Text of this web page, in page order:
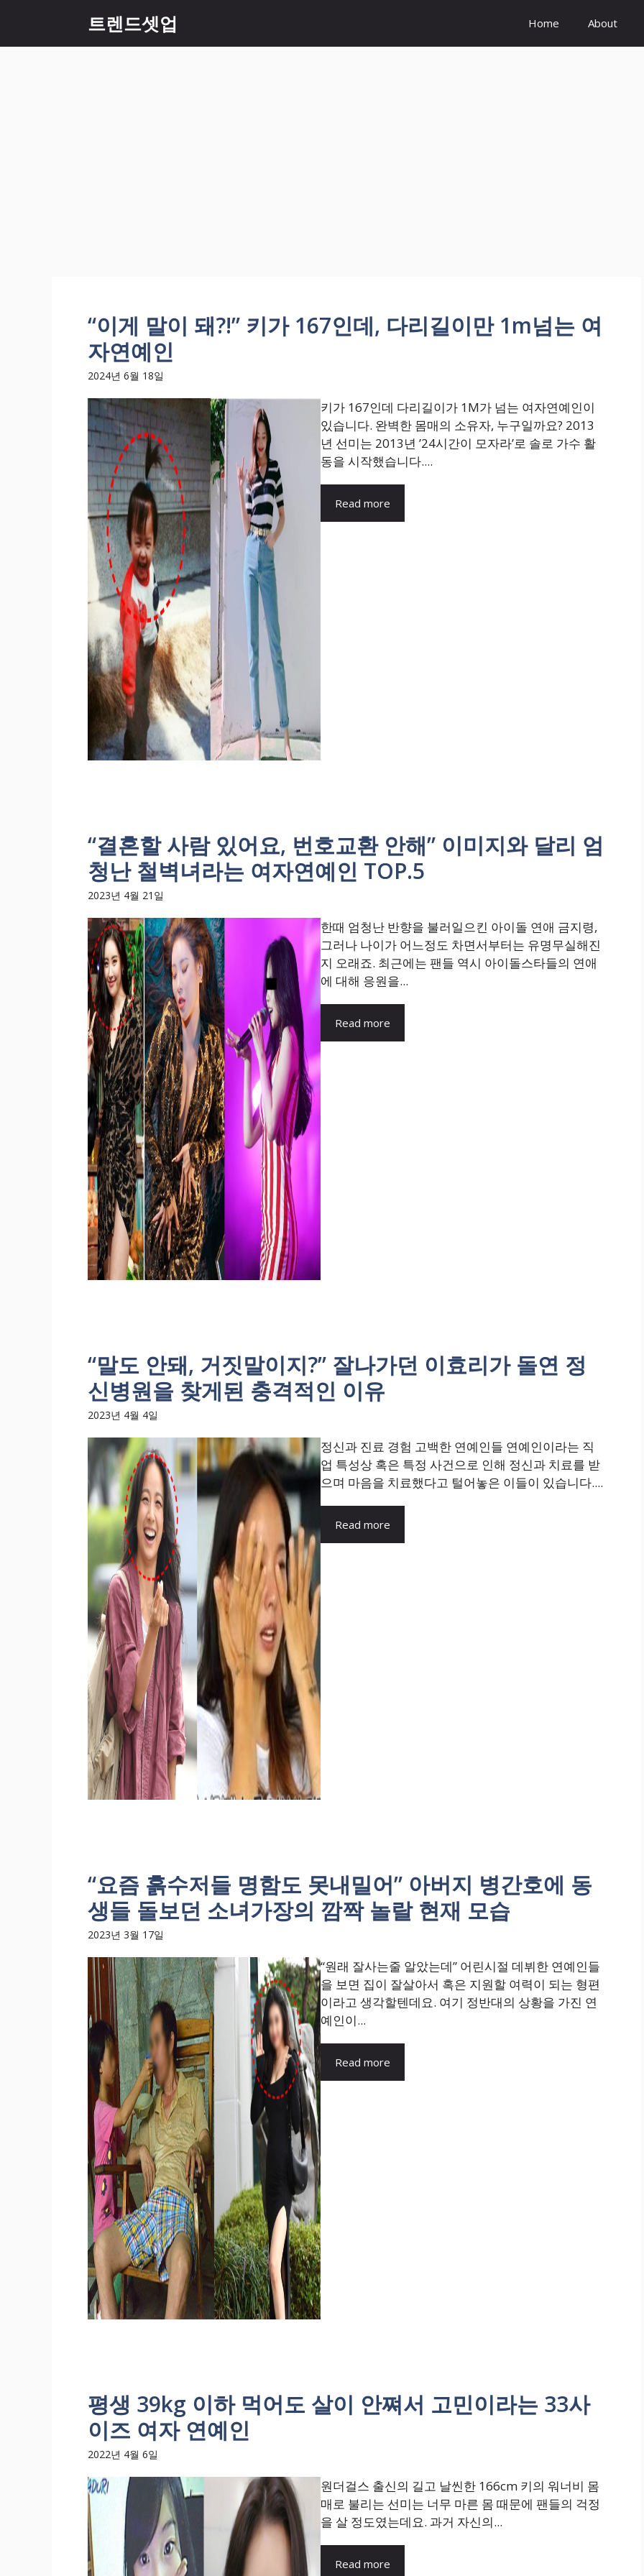
츠
트렌드셋업 Home About
“이게 말이 돼?!” 키가 167인데, 다리길이만 1m넘는 여
자연예인
2024년 6월 18일
키가 167인데 다리길이가 1M가 넘는 여자연예인이
있습니다. 완벽한 몸매의 소유자, 누구일까요? 2013
년 선미는 2013년 ’24시간이 모자라’로 솔로 가수 활
동을 시작했습니다....
Read more
“결혼할 사람 있어요, 번호교환 안해” 이미지와 달리 엄
청난 철벽녀라는 여자연예인 TOP.5
2023년 4월 21일
한때 엄청난 반향을 불러일으킨 아이돌 연애 금지령,
그러나 나이가 어느정도 차면서부터는 유명무실해진
지 오래죠. 최근에는 팬들 역시 아이돌스타들의 연애
에 대해 응원을...
Read more
“말도 안돼, 거짓말이지?” 잘나가던 이효리가 돌연 정
신병원을 찾게된 충격적인 이유
2023년 4월 4일
정신과 진료 경험 고백한 연예인들 연예인이라는 직
업 특성상 혹은 특정 사건으로 인해 정신과 치료를 받
으며 마음을 치료했다고 털어놓은 이들이 있습니다....
Read more
“요즘 흙수저들 명함도 못내밀어” 아버지 병간호에 동
생들 돌보던 소녀가장의 깜짝 놀랄 현재 모습
2023년 3월 17일
“원래 잘사는줄 알았는데” 어린시절 데뷔한 연예인들
을 보면 집이 잘살아서 혹은 지원할 여력이 되는 형편
이라고 생각할텐데요. 여기 정반대의 상황을 가진 연
예인이...
Read more
평생 39kg 이하 먹어도 살이 안쪄서 고민이라는 33사
이즈 여자 연예인
2022년 4월 6일
원더걸스 출신의 길고 날씬한 166cm 키의 워너비 몸
매로 불리는 선미는 너무 마른 몸 때문에 팬들의 걱정
을 살 정도였는데요. 과거 자신의...
Read more